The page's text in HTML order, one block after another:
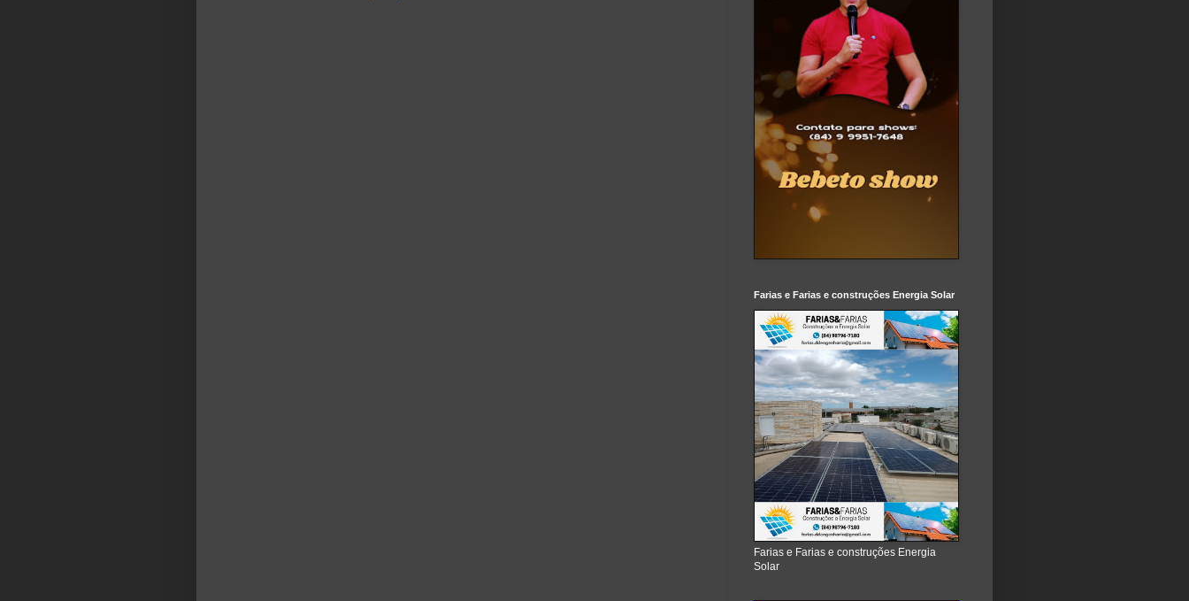
Farias e Farias e construções Energia Solar
Farias e Farias e construções Energia
Solar